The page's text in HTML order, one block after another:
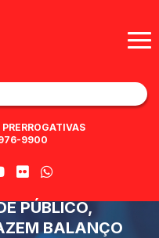
PRERROGATIVAS
9900
PÚBLICO,
BALANÇO